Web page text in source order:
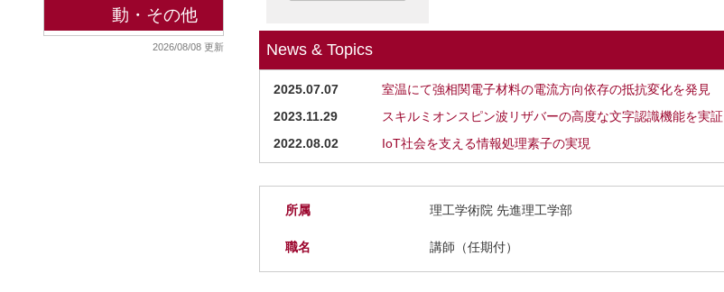
動・その他
2026/08/08 更新 News & Topics
2025.07.07
室温にて強相関電子材料の電流方向依存の抵抗変化を発見
2023.11.29
スキルミオンスピン波リザバーの高度な文字認識機能を実証
2022.08.02
IoT社会を支える情報処理素子の実現
所属 理工学術院 先進理工学部
職名 講師（任期付）